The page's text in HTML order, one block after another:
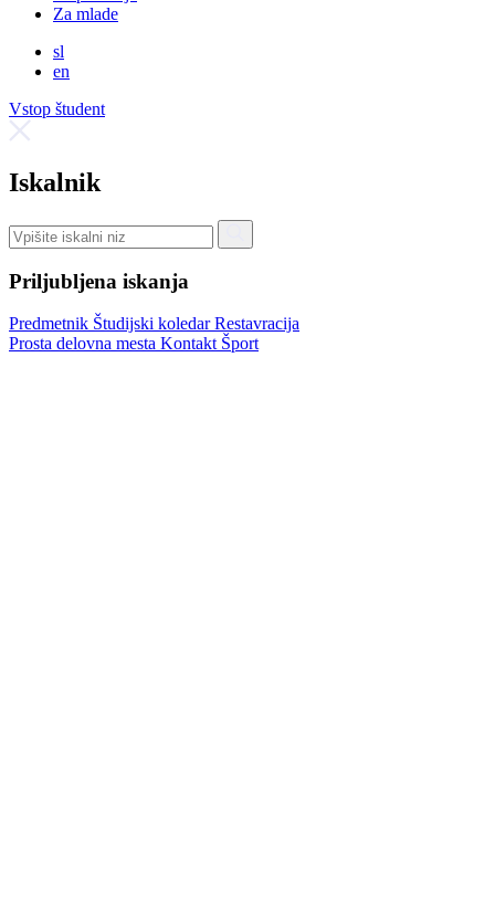
Za mlade
sl
en
Vstop študent
Iskalnik
Priljubljena iskanja
Predmetnik Študijski koledarRestavracija
Prosta delovna mesta Kontakt Šport